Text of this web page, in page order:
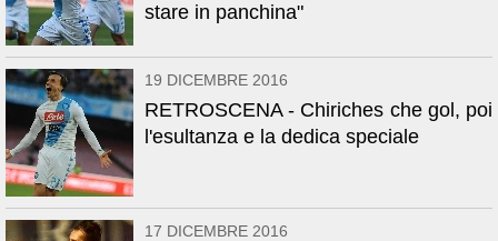
stare in panchina"
19 DICEMBRE 2016
RETROSCENA - Chiriches che gol, poi
l'esultanza e la dedica speciale
17 DICEMBRE 2016